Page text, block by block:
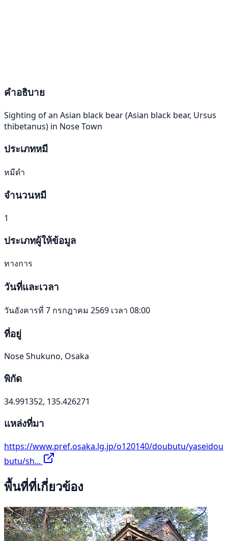
คำอธิบาย
Sighting of an Asian black bear (Asian black bear, Ursus
thibetanus) in Nose Town
ประเภทหมี
หมีดำ
จำนวนหมี
1
ประเภทผู้ให้ข้อมูล
ทางการ
วันที่และเวลา
วันอังคารที่ 7 กรกฎาคม 2569 เวลา 08:00
ที่อยู่
Nose Shukuno, Osaka
พิกัด
34.991352, 135.426271
แหล่งที่มา
https://www.pref.osaka.lg.jp/o120140/doubutu/yaseidou
butu/sh...
พื้นที่ที่เกี่ยวข้อง